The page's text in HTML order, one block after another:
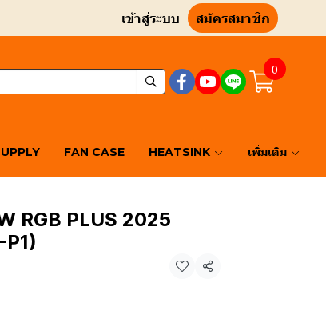
เข้าสู่ระบบ สมัครสมาชิก
0
FAN CASE HEATSINK เพิ่มเติม
RGB PLUS 2025
แชร์